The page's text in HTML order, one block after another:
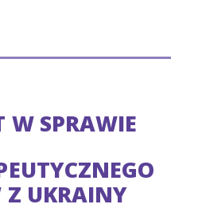
SPRAWIE
Z UKRAINY